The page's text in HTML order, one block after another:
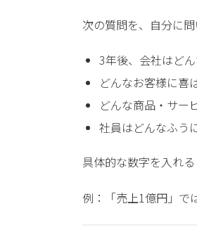
次の質問を、自分に問
3年後、会社はど
どんなお客様に喜
どんな商品・サー
社員はどんなふう
具体的な数字を入れる
例：「売上1億円」で